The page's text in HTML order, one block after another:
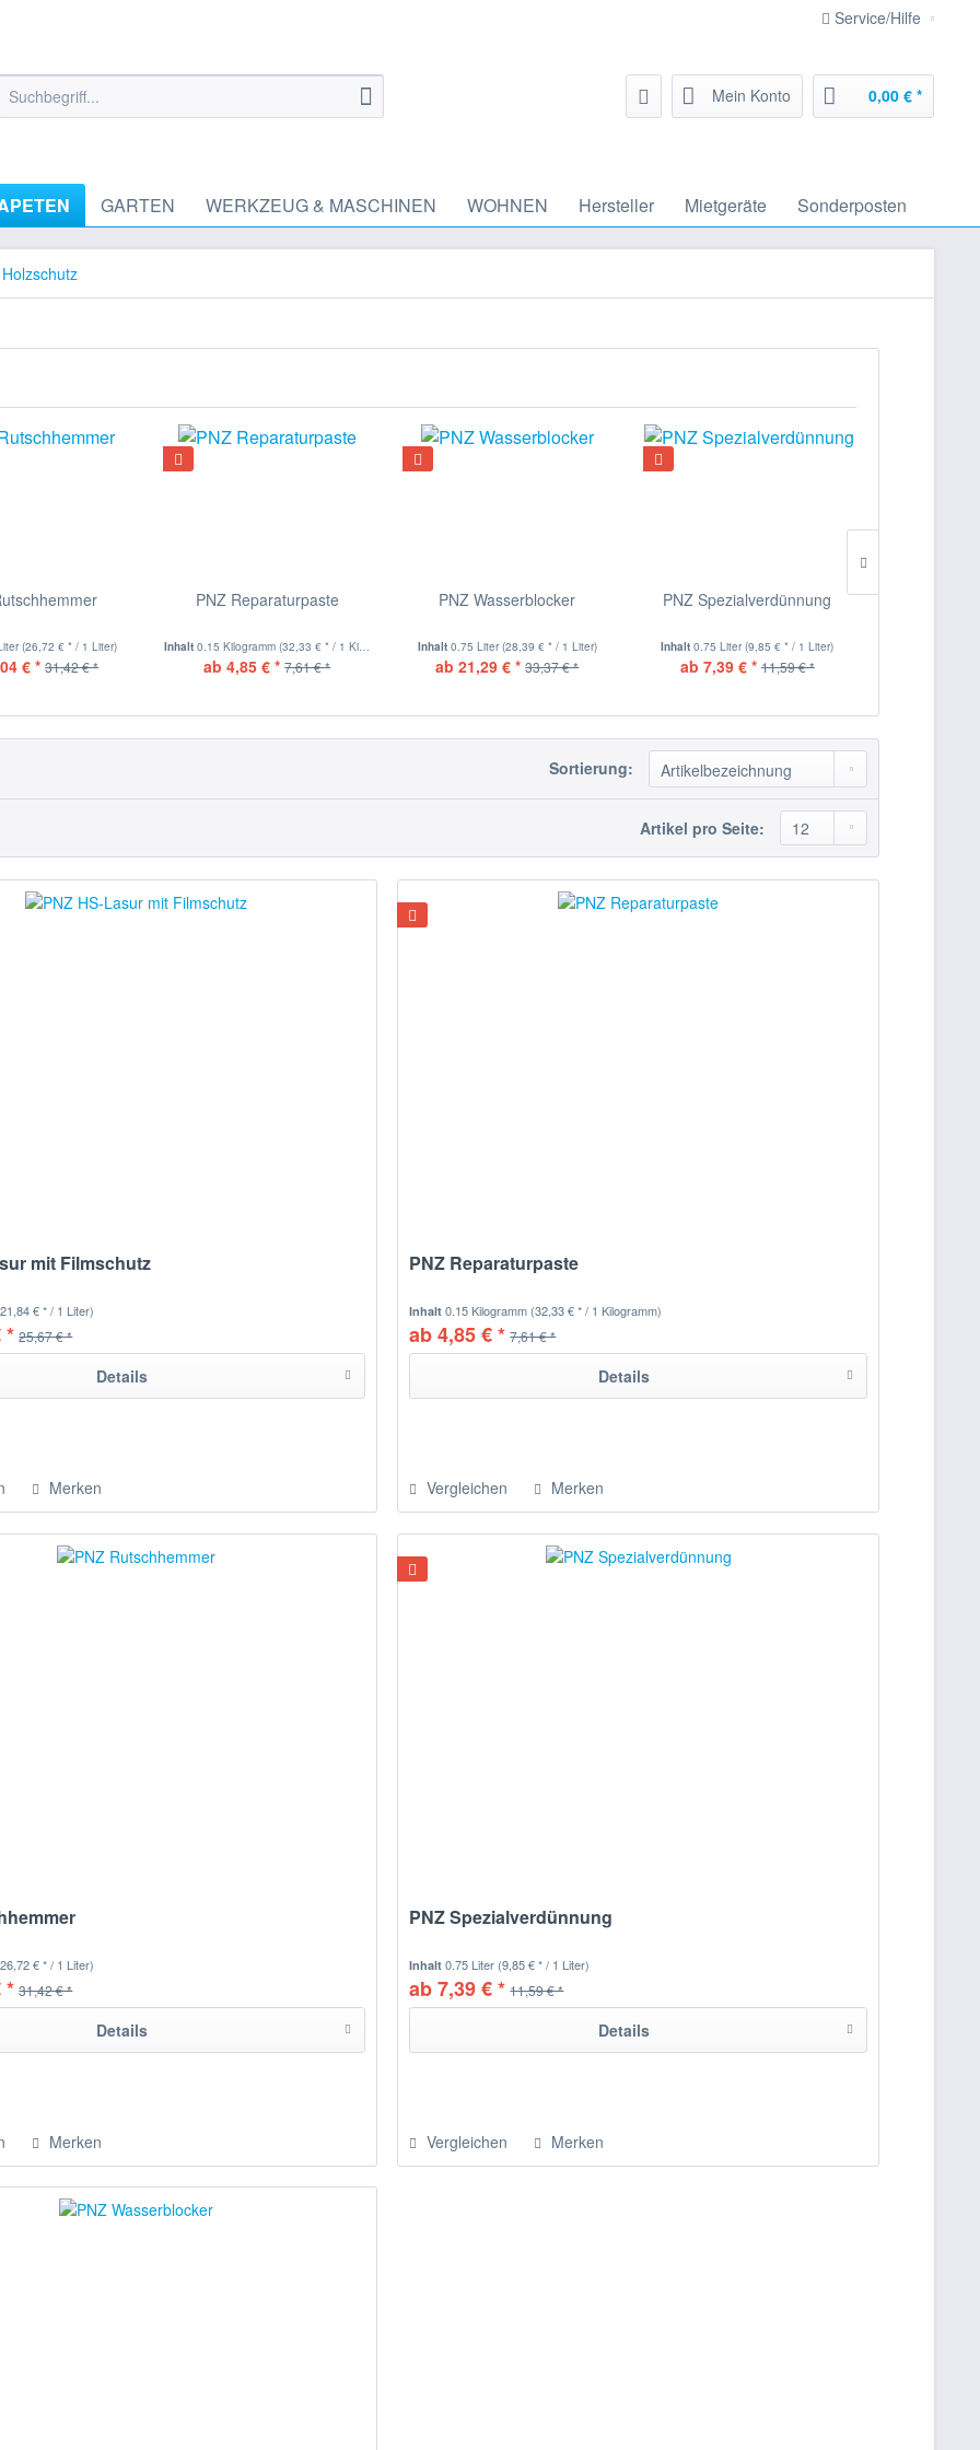
Service/Hilfe
Mein Konto 0,00 € *
GARTEN WERKZEUG & MASCHINEN WOHNEN Hersteller Mietgeräte Sonderposten
(26,72 € * / 1 Liter)
€ * 31,42 € *
PNZ Reparaturpaste
Inhalt 0.15 Kilogramm (32,33 € * / 1 Kilogramm)
ab 4,85 € * 7,61 € *
PNZ Wasserblocker
Inhalt 0.75 Liter(28,39 € * / 1 Liter)
ab 21,29 € * 33,37 € *
PNZ Spezialverdünnung
Inhalt0.75 Liter(9,85 € * / 1 Liter)
ab 7,39 € * 11,59 € *
Sortierung:
Artikel pro Seite:
mit Filmschutz
€ * / 1 Liter)
* 25,67 € *
Details
Merken
PNZ Reparaturpaste
Inhalt0.15 Kilogramm (32,33 € * / 1 Kilogramm)
ab 4,85 € * 7,61 € *
Details
Vergleichen Merken
€ * / 1 Liter)
* 31,42 € *
Details
Merken
PNZ Spezialverdünnung
Inhalt0.75 Liter (9,85 € * / 1 Liter)
ab 7,39 € * 11,59 € *
Details
Vergleichen Merken